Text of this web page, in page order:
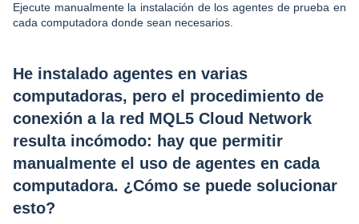
Ejecute manualmente la instalación de los agentes de prueba en
cada computadora donde sean necesarios.
He instalado agentes en varias
computadoras, pero el procedimiento de
conexión a la red MQL5 Cloud Network
resulta incómodo: hay que permitir
manualmente el uso de agentes en cada
computadora. ¿Cómo se puede solucionar
esto?